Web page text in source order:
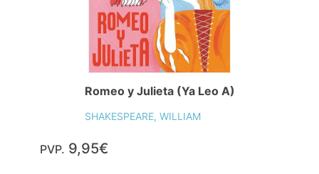
Romeo y Julieta (Ya Leo A)
SHAKESPEARE, WILLIAM
PVP. 9,95€